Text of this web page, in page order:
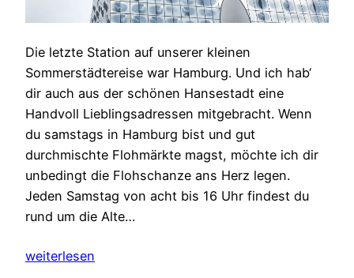
Die letzte Station auf unserer kleinen
Sommerstädtereise war Hamburg. Und ich hab‘
dir auch aus der schönen Hansestadt eine
Handvoll Lieblingsadressen mitgebracht. Wenn
du samstags in Hamburg bist und gut
durchmischte Flohmärkte magst, möchte ich dir
unbedingt die Flohschanze ans Herz legen.
Jeden Samstag von acht bis 16 Uhr findest du
rund um die Alte…
weiterlesen